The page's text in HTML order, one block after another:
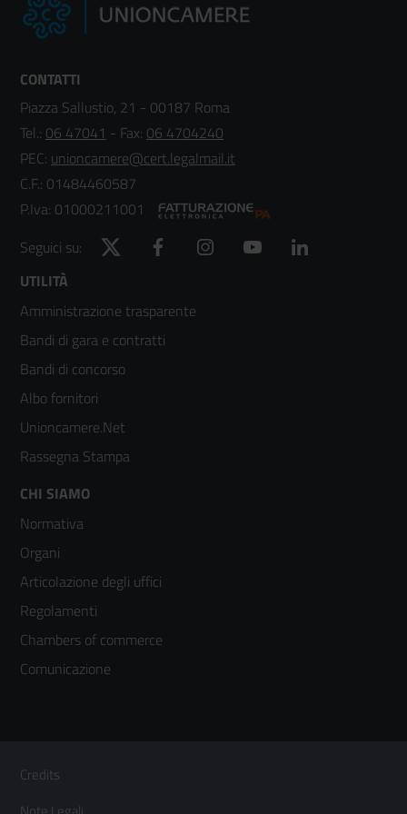
CONTATTI
Piazza Sallustio, 21 - 00187 Roma
Tel.: 06 47041 - Fax: 06 4704240
PEC: unioncamere@cert.legalmail.it
C.F.: 01484460587
P.Iva: 01000211001
Seguici su:
Twitter Facebook Instagram YouTube
Footer
menù
colonna
2
UTILITÀ
Amministrazione trasparente
Bandi di gara e contratti
Bandi di concorso
Albo fornitori
Unioncamere.Net
Rassegna Stampa
Footer
menù
colonna
3
CHI SIAMO
Normativa
Organi
Articolazione degli uffici
Regolamenti
Chambers of commerce
Comunicazione
Footer
Menù
Credits